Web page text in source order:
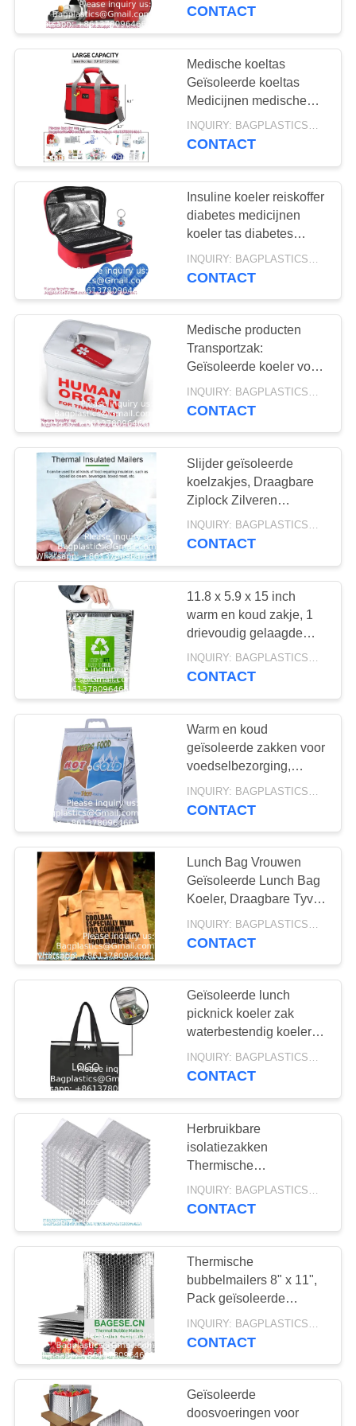
OM
EEN
CITAAT
SITEMAP
PRIVACYBELEID
monster zakken
Biohazardzakken
brakenzakken
Medische
koelzakken
15
de pakken van het
gelijs
13
met een gewicht
van niet meer dan
10 kg
10
WATERoplosbare
zakken
10
Eerste hulppakket
Geneesmiddel
CONTACT
Medische koeltas
Geïsoleerde koeltas
Medicijnen medische
spoedeisende
hulpmiddelen
INQUIRY: BAGPLASTICS@GMAIL.COM MOQ:WhatsApp: +8613780964661
CONTACT
Insuline koeler reiskoffer
diabetes medicijnen
koeler tas diabetes
organiseren medicijnen
met 4 ijszakken
CONTACT
Medische producten
Transportzak:
Geïsoleerde koeler voor
biologische gevaren
voor professionals in de
INQUIRY: BAGPLASTICS@GMAIL.COM MOQ:WhatsApp: +8613780964661
CONTACT
Slijder geïsoleerde
koelzakjes, Draagbare
Ziplock Zilveren
Aluminiumfolie Pakket
Thermisch geïsoleerde
INQUIRY: BAGPLASTICS@GMAIL.COM MOQ:WhatsApp: +8613780964661
CONTACT
11.8 x 5.9 x 15 inch
warm en koud zakje, 1
drievoudig gelaagde
geïsoleerde zak - snap
slot handgrepen,
INQUIRY: BAGPLASTICS@GMAIL.COM MOQ:WhatsApp: +8613780964661
CONTACT
Warm en koud
geïsoleerde zakken voor
voedselbezorging,
boodschappenzakken,
voedselopslag voor
CONTACT
Lunch Bag Vrouwen
Geïsoleerde Lunch Bag
Koeler, Draagbare Tyvek
Lunchboxes
Vrouwen,Groot Lunch
INQUIRY: BAGPLASTICS@GMAIL.COM MOQ:WhatsApp: +8613780964661
CONTACT
Geïsoleerde lunch
picknick koeler zak
waterbestendig koeler
zak zwaar werk
herbruikbare tote
INQUIRY: BAGPLASTICS@GMAIL.COM MOQ:WhatsApp: +8613780964661
CONTACT
Herbruikbare
isolatiezakken
Thermische
doosbekleding
Gemataliseerde
Isolatiebekleding
INQUIRY: BAGPLASTICS@GMAIL.COM MOQ:WhatsApp: +8613780964661
CONTACT
Thermische
bubbelmailers 8" x 11",
Pack geïsoleerde
mailers voor koude
verzending, folie-
CONTACT
Geïsoleerde
doosvoeringen voor